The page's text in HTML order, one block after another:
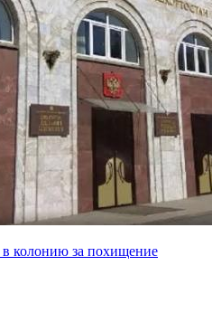
колонию за похищение